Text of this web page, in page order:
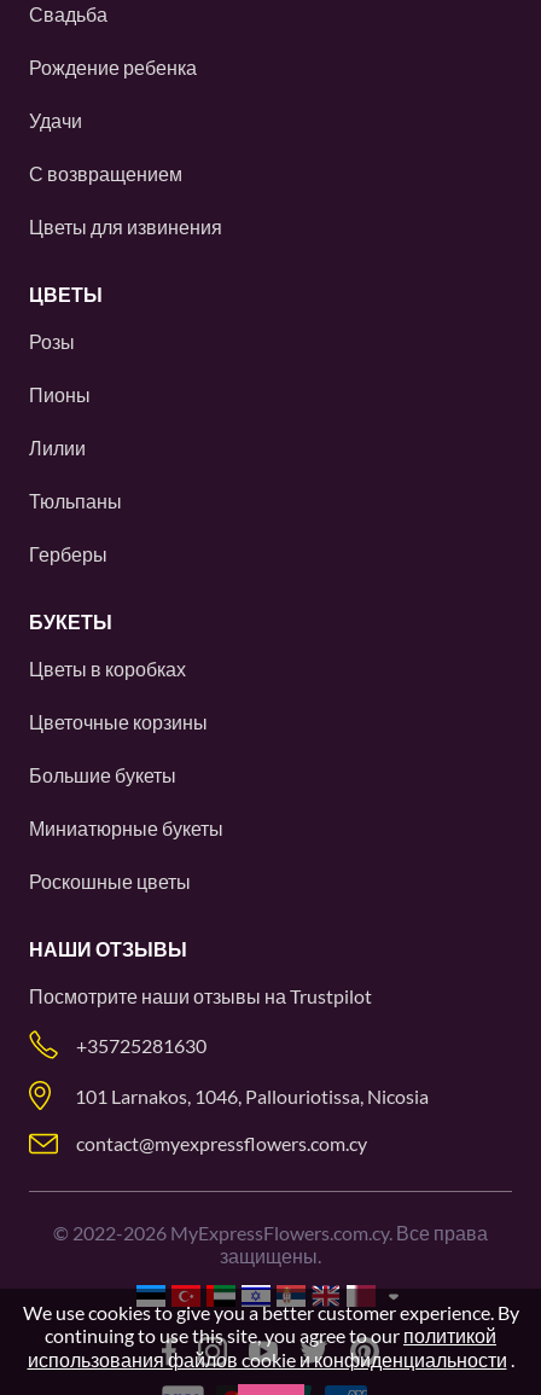
Свадьба
Рождение ребенка
Удачи
С возвращением
Цветы для извинения
ЦВЕТЫ
Розы
Пионы
Лилии
Тюльпаны
Герберы
БУКЕТЫ
Цветы в коробках
Цветочные корзины
Большие букеты
Миниатюрные букеты
Роскошные цветы
НАШИ ОТЗЫВЫ
Посмотрите наши отзывы на Trustpilot
+35725281630
101 Larnakos, 1046, Pallouriotissa, Nicosia
contact@myexpressflowers.com.cy
© 2022-2026 MyExpressFlowers.com.cy. Все права
защищены.
We use cookies to give you a better customer experience. By
continuing to use this site, you agree to our политикой
использования файлов cookie и конфиденциальности .